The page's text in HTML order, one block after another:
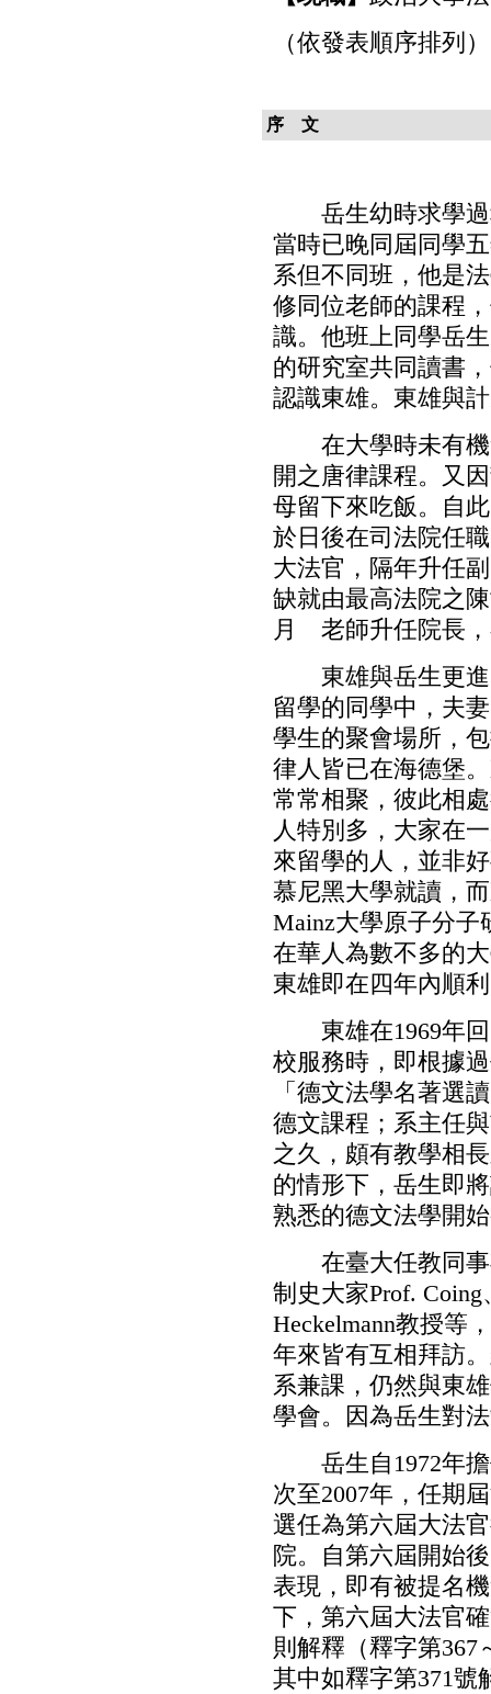
（依發表順序排列）
序 文
岳生幼時求學過
當時已晚同屆同學
系但不同班，他是
修同位老師的課程
識。他班上同學岳
的研究室共同讀書
認識東雄。東雄與
在大學時未有機
開之唐律課程。又
母留下來吃飯。自
於日後在司法院任
大法官，隔年升任
缺就由最高法院之
月 老師升任院長，
東雄與岳生更進
留學的同學中，夫
學生的聚會場所，
律人皆已在海德堡
常常相聚，彼此相
人特別多，大家在
來留學的人，並非
慕尼黑大學就讀，
Mainz大學原子分子
在華人為數不多的
東雄即在四年內順
東雄在1969年回
校服務時，即根據
「德文法學名著選
德文課程；系主任
之久，頗有教學相
的情形下，岳生即
熟悉的德文法學開
在臺大任教同事
制史大家Prof.
Heckelmann教授等
年來皆有互相拜訪
系兼課，仍然與東
學會。因為岳生對
岳生自1972年擔
次至2007年，任期
選任為第六屆大法
院。自第六屆開始
表現，即有被提名
下，第六屆大法官
則解釋（釋字第367
其中如釋字第371號